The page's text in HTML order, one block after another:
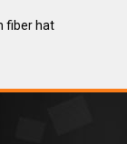
fiber hat